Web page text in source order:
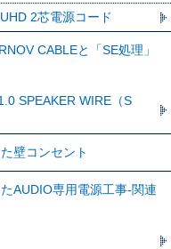
2芯電源コード
CABLEと「SE処理」
SPEAKER WIRE（S
壁コンセント
AUDIO専用電源工事-関連